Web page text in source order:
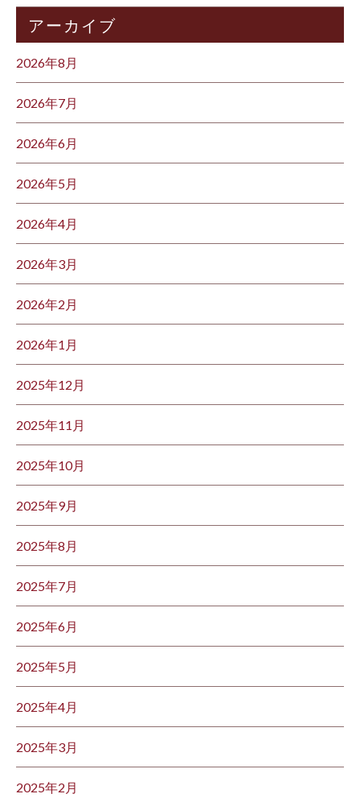
アーカイブ
2026年8月
2026年7月
2026年6月
2026年5月
2026年4月
2026年3月
2026年2月
2026年1月
2025年12月
2025年11月
2025年10月
2025年9月
2025年8月
2025年7月
2025年6月
2025年5月
2025年4月
2025年3月
2025年2月